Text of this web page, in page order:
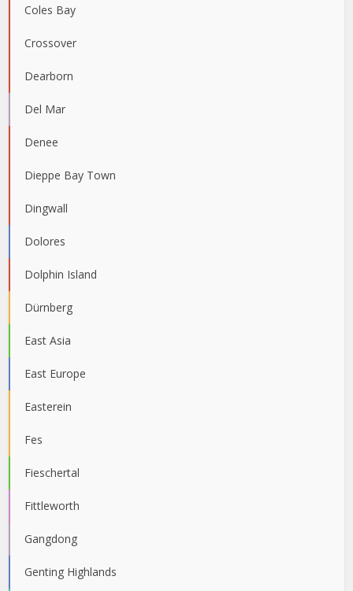
Coles Bay
Crossover
Dearborn
Del Mar
Denee
Dieppe Bay Town
Dingwall
Dolores
Dolphin Island
Dürnberg
East Asia
East Europe
Easterein
Fes
Fieschertal
Fittleworth
Gangdong
Genting Highlands